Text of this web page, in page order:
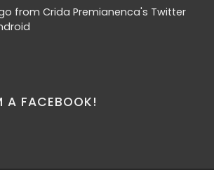
from Crida Premianenca's Twitter
A FACEBOOK!